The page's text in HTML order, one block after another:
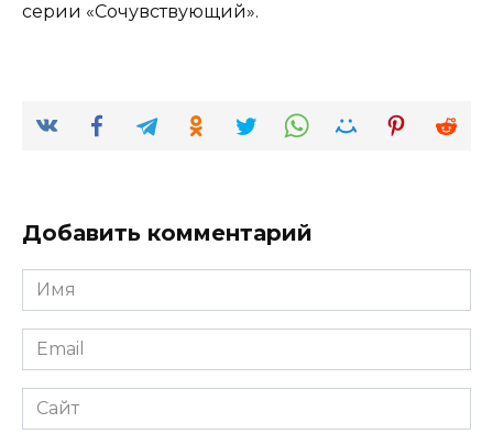
серии «Сочувствующий».
Добавить комментарий
Имя
*
Email
*
Сайт